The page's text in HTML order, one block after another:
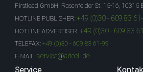
Firstlead GmbH, Rosenfelder St. 15-16, 10315
HOTLINE PUBLISHER: +49 (0)30 - 609 83
HOTLINE ADVERTISER: +49 (0)30 - 609 83
TELEFAX: +49 (0)30 - 609 83 61-99
E-MAIL: service@adcell.de
Service